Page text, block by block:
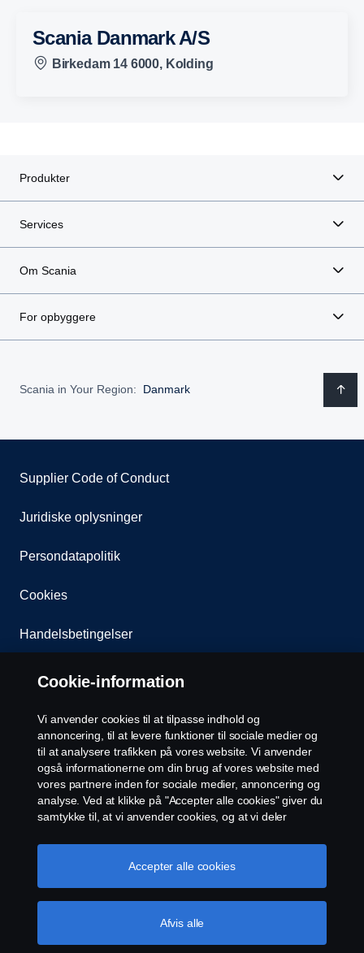
Scania Danmark A/S
Birkedam 14 6000, Kolding
Produkter
Services
Om Scania
For opbyggere
Scania in Your Region: Danmark
Supplier Code of Conduct
Juridiske oplysninger
Persondatapolitik
Cookies
Handelsbetingelser
Kontakt os
Whistleblowing
EU Datalicensaftale
Cookie-indstillinger
© Copyright Scania 2026. All rights reserved.
Scania Danmark A/S, Industribuen 19, 2635 Ishøj,
Cookie-information
Vi anvender cookies til at tilpasse indhold og
annoncering, til at levere funktioner til sociale medier og
til at analysere trafikken på vores website. Vi anvender
også informationerne om din brug af vores website med
vores partnere inden for sociale medier, annoncering og
analyse. Ved at klikke på "Accepter alle cookies" giver du
samtykke til, at vi anvender cookies, og at vi deler
vi bruger cookies, kan du besøge vores afsnit om
cookies, som du kan finde ved enten at klikke på linket
Afvis alle
Accepter alle cookies